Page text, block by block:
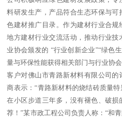
料研发生产，产品符合生态环保与
色建材推广目录。作为建材行业合
地方建材行业交流活动，推动行业
业协会颁发的 “行业创新企业”“绿色
量与环保性能获得相关部门与行业协会
客户对佛山市青路新材料有限公司
商表示：“青路新材料的烧结砖质量
在小区步道三年多，没有褪色、破
荐！”某市政工程公司负责人称：“和